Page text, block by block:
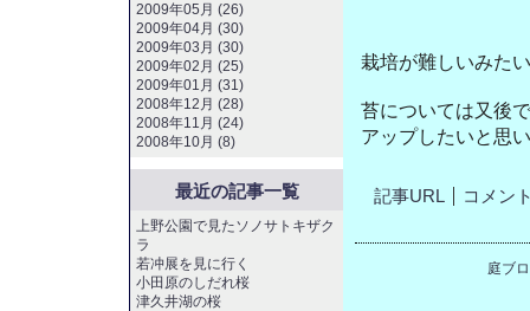
栽培が難しいみた
苔については又後
アップしたいと思
記事URL コメン
庭ブ
2009年05月 (26)
2009年04月 (30)
2009年03月 (30)
2009年02月 (25)
2009年01月 (31)
2008年12月 (28)
2008年11月 (24)
2008年10月 (8)
最近の記事一覧
上野公園で見たソノサトキザク
ラ
若冲展を見に行く
小田原のしだれ桜
津久井湖の桜